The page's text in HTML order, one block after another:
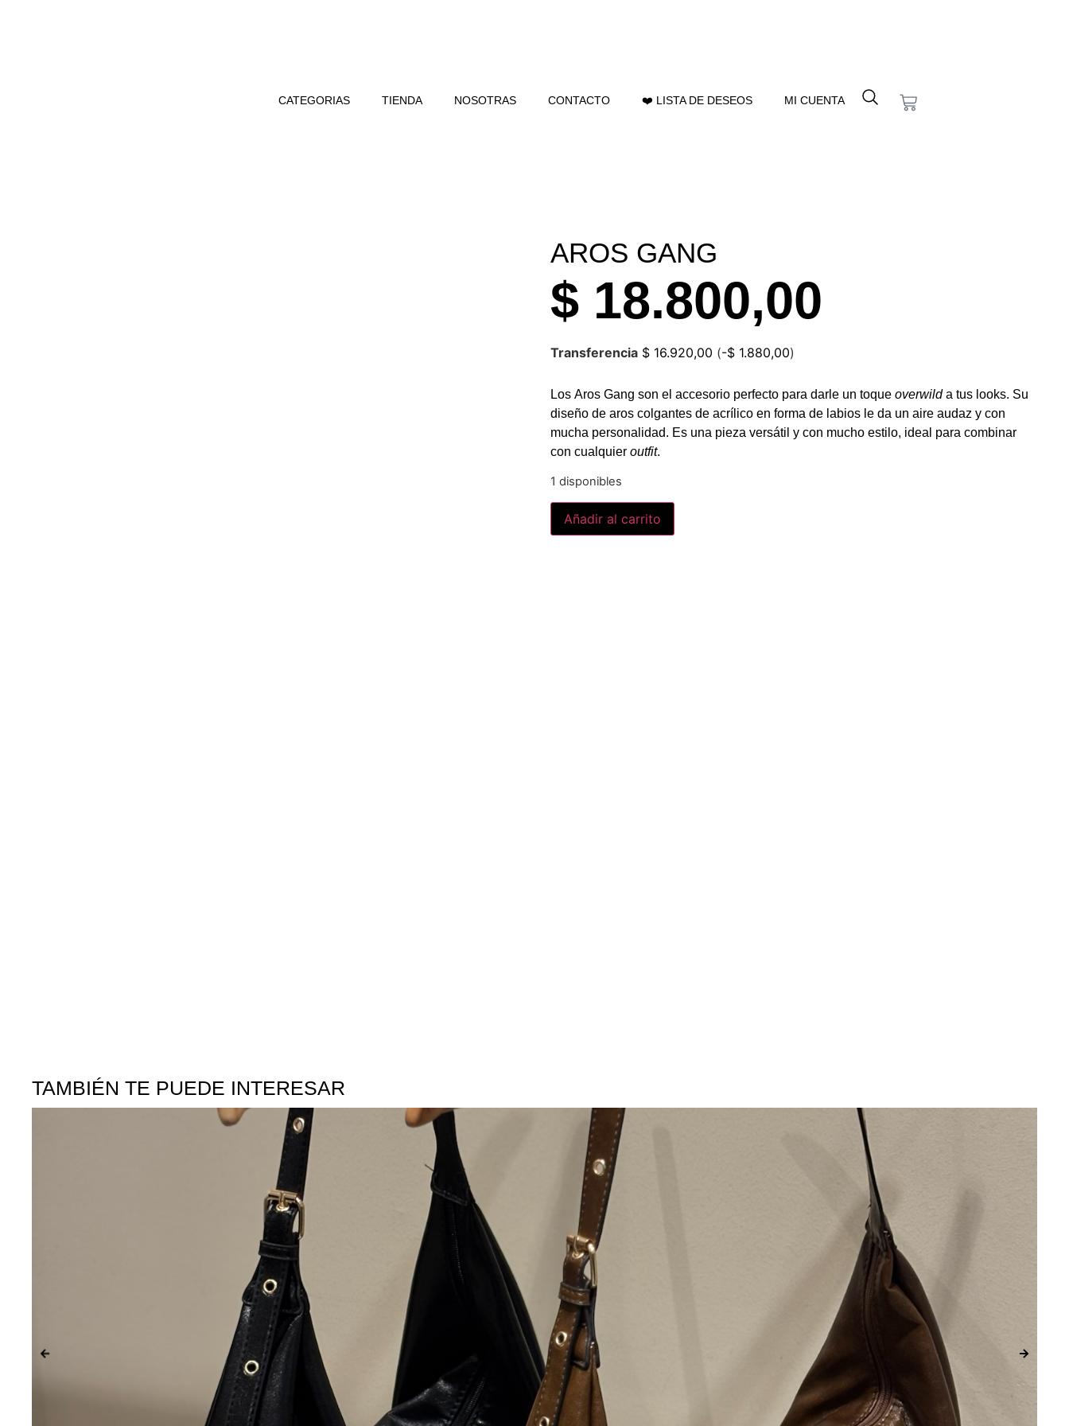
CATEGORIAS TIENDA NOSOTRAS CONTACTO ❤️ LISTA DE DESEOS MI CUENTA
AROS GANG
$ 18.800,00
Transferencia $ 16.920,00 (-$ 1.880,00)
Los Aros Gang son el accesorio perfecto para darle un toque overwilda tus looks. Su
diseño de aros colgantes de acrílico en forma de labios le da un aire audaz y con
mucha personalidad. Es una pieza versátil y con mucho estilo, ideal para combinar
con cualquier outfit.
1 disponibles
Añadir al carrito
TAMBIÉN TE PUEDE INTERESAR